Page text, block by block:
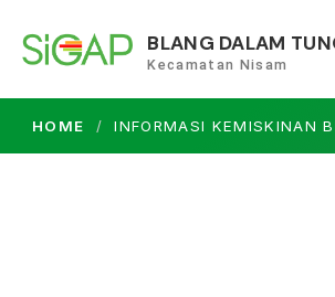
BLANG DALAM
Kecamatan Nisam
HOME INFORMASI KEMISKINAN